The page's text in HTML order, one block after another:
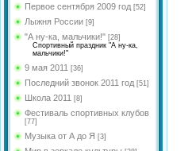
Романова Н.В.
Губарева Р.В.
Чистякова B.Y.
Косова К.П.
Новик Д.В.
Миронова Е.Ю.
Святенко А.В.
Первое сентября 2009 год [52]
Лыжня России [9]
"А ну-ка, мальчики!" [28]
Спортивный праздник "А ну-ка,
мальчики!"
9 мая 2011 [36]
Последний звонок 2011 год [51]
Школа 2011 [8]
Фестиваль спортивных клубов
[77]
Музыка от А до Я [3]